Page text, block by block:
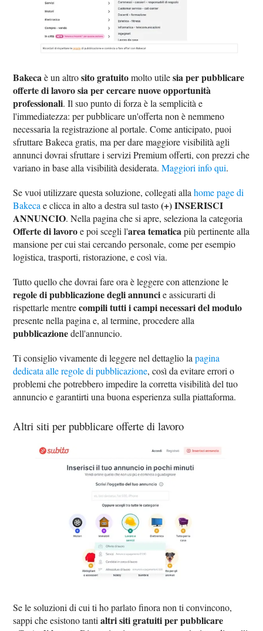
Bakecaè un altrosito gratuitomolto utilesia per pubblicare
offerte di lavoro sia per cercare nuove opportunità
professionali. Il suo punto di forza è la semplicità e
l'immediatezza: per pubblicare un'offerta non è nemmeno
necessaria la registrazione al portale. Come anticipato, puoi
sfruttare Bakeca gratis, ma per dare maggiore visibilità agli
annunci dovrai sfruttare i servizi Premium offerti, con prezzi che
variano in base alla visibilità desiderata.Maggiori info qui.
Se vuoi utilizzare questa soluzione, collegati allahome page di
Bakeca e clicca in alto a destra sul tasto(+) INSERISCI
ANNUNCIO. Nella pagina che si apre, seleziona la categoria
Offerte di lavoroe poi scegli l'area tematicapiù pertinente alla
mansione per cui stai cercando personale, come per esempio
logistica, trasporti, ristorazione, e così via.
Tutto quello che dovrai fare ora è leggere con attenzione le
regole di pubblicazione degli annuncie assicurarti di
rispettarle mentrecompili tutti i campi necessari del modulo
presente nella pagina e, al termine, procedere alla
pubblicazionedell'annuncio.
Ti consiglio vivamente di leggere nel dettaglio lapagina
dedicata alle regole di pubblicazione, così da evitare errori o
problemi che potrebbero impedire la corretta visibilità del tuo
annuncio e garantirti una buona esperienza sulla piattaforma.
Altri siti per pubblicare offerte di lavoro
Se le soluzioni di cui ti ho parlato finora non ti convincono,
sappi che esistono tantialtri siti gratuiti per pubblicare